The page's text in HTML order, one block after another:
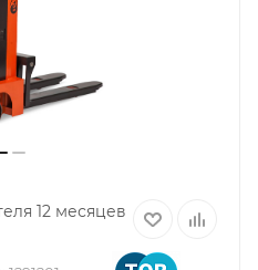
12 месяцев